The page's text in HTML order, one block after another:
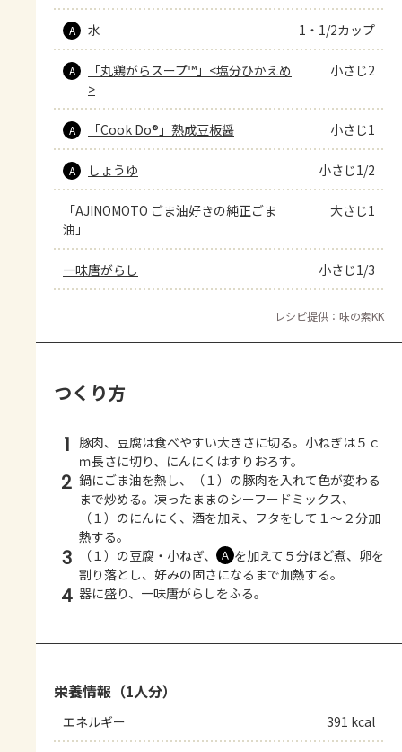
A 水 1・1/2カップ
A
「丸鶏がらスープ™」<塩分ひかえめ
>
小さじ2
A 「Cook Do®」熟成豆板醤 小さじ1
A しょうゆ 小さじ1/2
「AJINOMOTO ごま油好きの純正ごま
油」
大さじ1
一味唐がらし 小さじ1/3
レシピ提供：味の素KK
つくり方
1 豚肉、豆腐は食べやすい大きさに切る。小ねぎは５ｃ
ｍ長さに切り、にんにくはすりおろす。
2 鍋にごま油を熱し、（１）の豚肉を入れて色が変わる
まで炒める。凍ったままのシーフードミックス、
（１）のにんにく、酒を加え、フタをして１～２分加
熱する。
3 （１）の豆腐・小ねぎ、 Ａ を加えて５分ほど煮、卵を
割り落とし、好みの固さになるまで加熱する。
4 器に盛り、一味唐がらしをふる。
栄養情報（1人分）
エネルギー 391 kcal